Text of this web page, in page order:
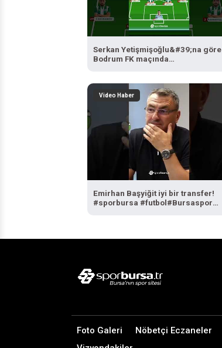
Serkan Yetişmişoğlu&#39;na göre
Bodrum FK maçında
Video Haber
Emirhan Başyiğit iyi bir transfer!
#sporbursa #futbol#Bursaspor
Foto Galeri Nöbetçi Eczaneler